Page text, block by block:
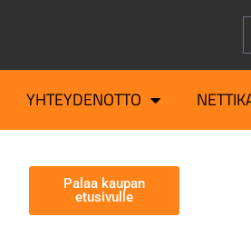
YHTEYDENOTTO
Palaa kaupan
etusivulle